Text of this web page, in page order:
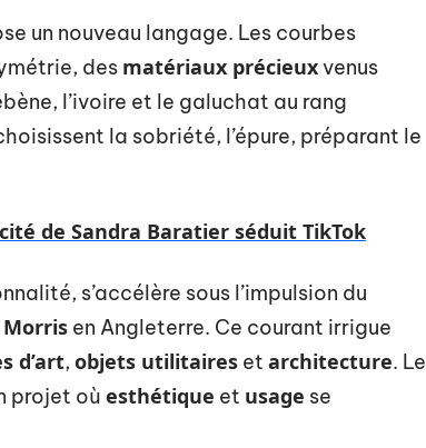
un nouveau langage. Les courbes
des matériaux précieuxvenus
l’ivoire et le galuchat au rang
la sobriété, l’épure, préparant le
de Sandra Baratier séduit TikTok
s’accélère sous l’impulsion du
en Angleterre. Ce courant irrigue
d’art, objets utilitaires et architecture. Le
projet où esthétique et usage se